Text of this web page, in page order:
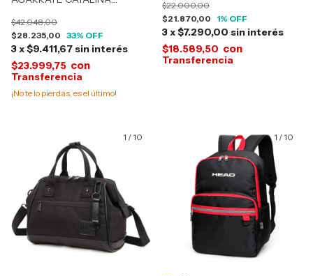
$28.235,00
$42.048,00
33% OFF
3x$9.411,67 sin interés
$23.999,75 con
¡No te lo pierdas, es el último!
$21.870,00
$22.000,00
1% OFF
3x$7.290,00 sin interés
$18.589,50 con
1 /10 1 /10